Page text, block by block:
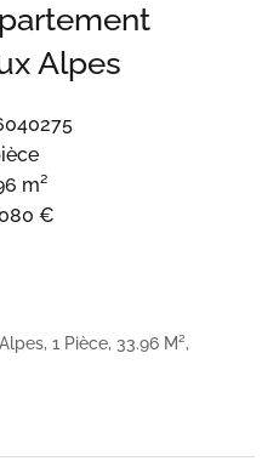
Alpes
m²
€
1 Pièce, 33.96 M²,